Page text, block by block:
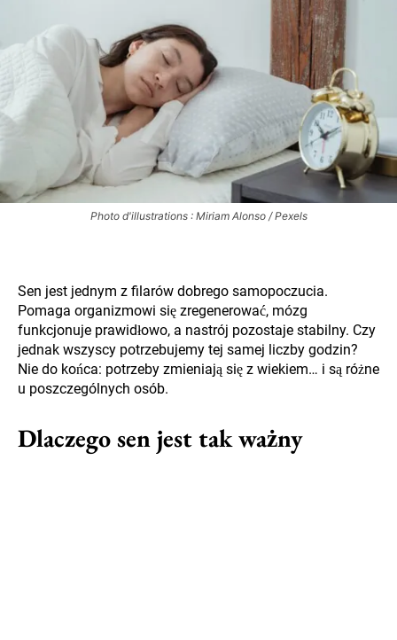
Photo d'illustrations : Miriam Alonso / Pexels
Sen jest jednym z filarów dobrego samopoczucia.
Pomaga organizmowi się zregenerować, mózg
funkcjonuje prawidłowo, a nastrój pozostaje stabilny. Czy
jednak wszyscy potrzebujemy tej samej liczby godzin?
Nie do końca: potrzeby zmieniają się z wiekiem… i są różne
u poszczególnych osób.
Dlaczego sen jest tak ważny